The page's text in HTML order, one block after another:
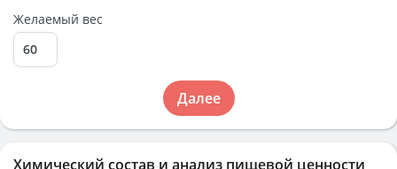
Химический состав и анализ пищевой ценности
Желаемый вес
Далее